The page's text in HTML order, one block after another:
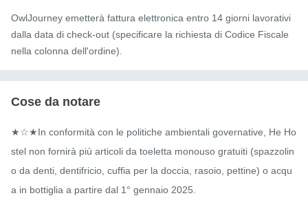
OwlJourney emetterà fattura elettronica entro 14 giorni lavorativi
dalla data di check-out (specificare la richiesta di Codice Fiscale
nella colonna dell'ordine).
Cose da notare
★☆★In conformità con le politiche ambientali governative, He Ho
stel non fornirà più articoli da toeletta monouso gratuiti (spazzolin
o da denti, dentifricio, cuffia per la doccia, rasoio, pettine) o acqu
a in bottiglia a partire dal 1° gennaio 2025.